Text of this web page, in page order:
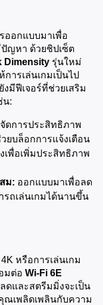
ออกแบบมาเพื่อ
ปัญหา ด้วยชิปเซ็ต
Dimensity รุ่นใหม่
การเล่นเกมเป็นไป
มีฟีเจอร์ที่ช่วยเสริม
น:
ดการประสิทธิภาพ
ยบล็อกการแจ้งเตือน
เพื่อเพิ่มประสิทธิภาพ
ม: ออกแบบมาเพื่อลด
ถเล่นเกมได้นานขึ้น
หรือการเล่นเกม
มต่อ Wi-Fi 6E
ดและสตรีมมิ่งจะเป็น
ณเพลิดเพลินกับความ